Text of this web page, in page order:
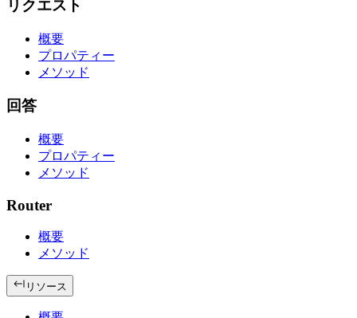
リクエスト
概要
プロパティー
メソッド
回答
概要
プロパティー
メソッド
Router
概要
メソッド
リソース